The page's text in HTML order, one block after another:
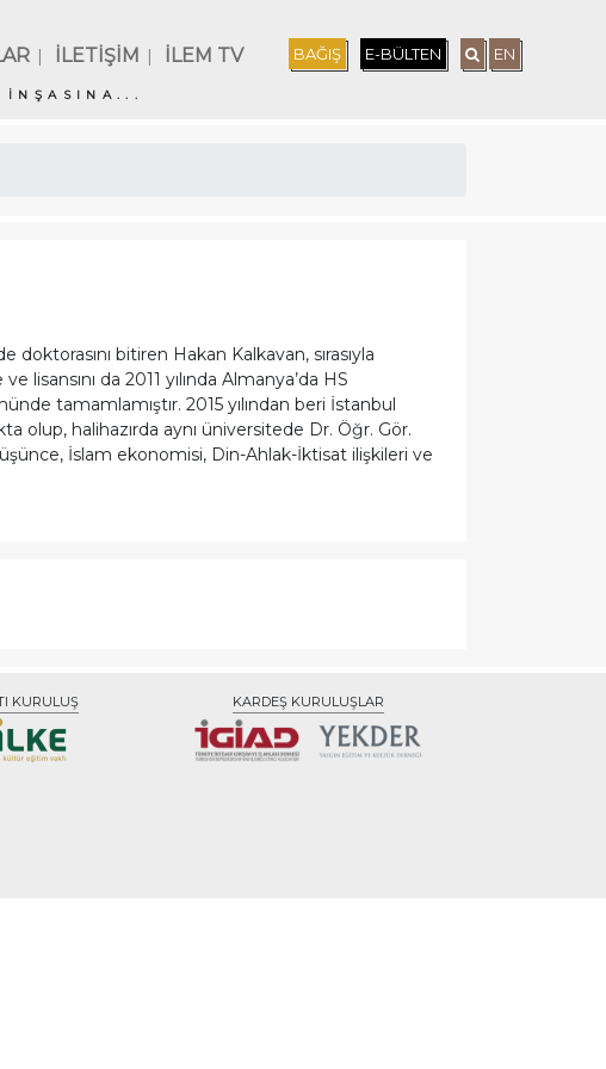
| İLETİŞİM | İLEM TV BAĞIŞ E-BÜLTEN EN
bitiren Hakan Kalkavan, sırasıyla
lisansını da 2011 yılında Almanya’da HS
tamamlamıştır. 2015 yılından beri İstanbul
olup, halihazırda aynı üniversitede Dr. Öğr. Gör.
İslam ekonomisi, Din-Ahlak-İktisat ilişkileri ve
KURULUŞ KARDEŞ KURULUŞLAR